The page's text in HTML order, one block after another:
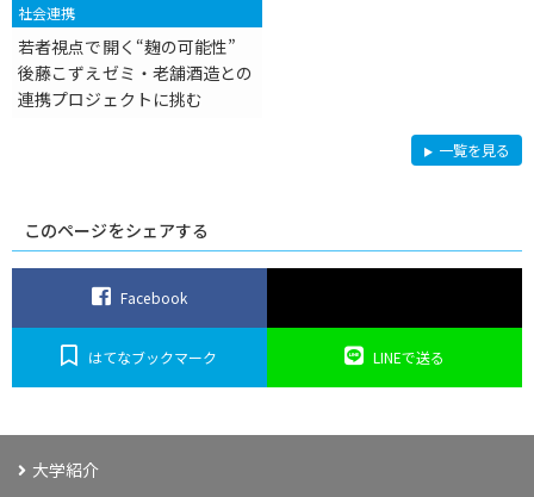
社会連携
若者視点で開く“麹の可能性”
後藤こずえゼミ・老舗酒造との
連携プロジェクトに挑む
社
会
一覧を見る
このページをシェアする
Facebook
はてなブックマーク LINEで送る
大学紹介